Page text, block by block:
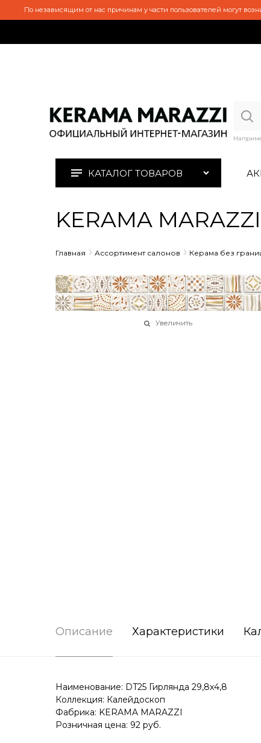
По независящим от нас причинам у части пользователей могут
КАТАЛОГ ТОВАРОВ
KERAMA
Главная Ассортимент салонов Керама без
Увеличить
Описание Характеристики
Наименование: DT25 Гирлянда 29,8х4,8
Коллекция: Калейдоскоп
Фабрика: KERAMA MARAZZI
Розничная цена: 92 руб.